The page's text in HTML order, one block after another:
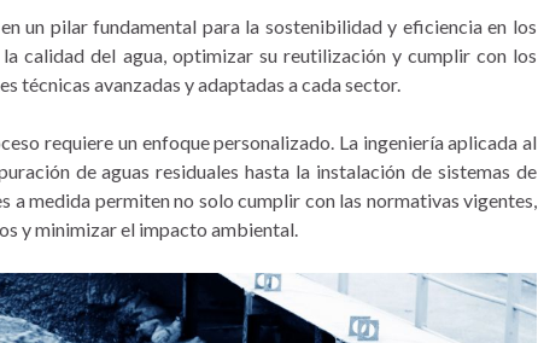
un pilar fundamental para la sostenibilidad y eficiencia en los
calidad del agua, optimizar su reutilización y cumplir con los
técnicas avanzadas y adaptadas a cada sector.
requiere un enfoque personalizado. La ingeniería aplicada al
de aguas residuales hasta la instalación de sistemas de
a medida permiten no solo cumplir con las normativas vigentes,
y minimizar el impacto ambiental.